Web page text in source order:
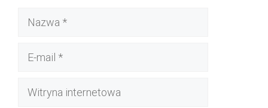
Nazwa
Witryna